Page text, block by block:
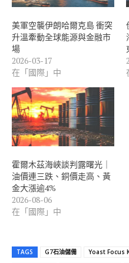
美軍空襲伊朗哈爾克島 衝突
升溫牽動全球能源與金融市
場
2026-03-17
在「國際」中
霍爾木茲海峽談判露曙光｜
油價連三跌、銅價走高、黃
金大漲逾4%
2026-08-06
在「國際」中
TAGS G7石油儲備 Yoast Focus